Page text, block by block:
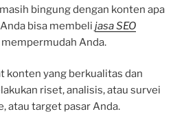
bingung dengan konten apa
bisa membeli jasa SEO
mempermudah Anda.
konten yang berkualitas dan
riset, analisis, atau survei
atau target pasar Anda.